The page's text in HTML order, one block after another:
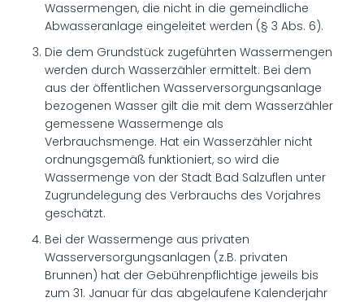
Wassermengen, die nicht in die gemeindliche
Abwasseranlage eingeleitet werden (§ 3 Abs. 6).
Die dem Grundstück zugeführten Wassermengen
werden durch Wasserzähler ermittelt. Bei dem
aus der öffentlichen Wasserversorgungsanlage
bezogenen Wasser gilt die mit dem Wasserzähler
gemessene Wassermenge als
Verbrauchsmenge. Hat ein Wasserzähler nicht
ordnungsgemäß funktioniert, so wird die
Wassermenge von der Stadt Bad Salzuflen unter
Zugrundelegung des Verbrauchs des Vorjahres
geschätzt.
Bei der Wassermenge aus privaten
Wasserversorgungsanlagen (z.B. privaten
Brunnen) hat der Gebührenpflichtige jeweils bis
zum 31. Januar für das abgelaufene Kalenderjahr